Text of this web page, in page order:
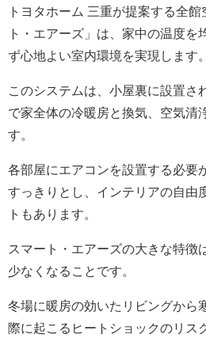
トヨタホーム 三重が提案する全
ト・エアーズ」は、家中の温度を
ず心地よい室内環境を実現します。
このシステムは、小屋裏に設置さ
で家全体の冷暖房と換気、空気清
す。
各部屋にエアコンを設置する必要
すっきりとし、インテリアの自由
トもあります。
スマート・エアーズの大きな特徴
少なくなることです。
冬場に暖房の効いたリビングから
際に起こるヒートショックのリス